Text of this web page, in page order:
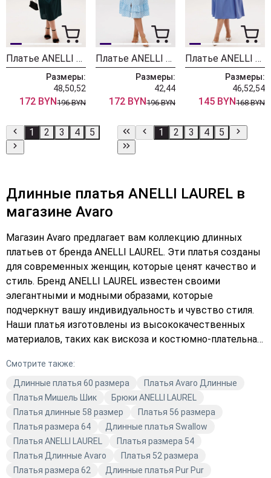
Платье ANELLI LAUREL 1832 глубоководный зеленый
Размеры:
48,50,52
172 BYN196 BYN
Платье ANELLI LAUREL 1555 небесный цвет
Размеры:
42,44
172 BYN196 BYN
Платье ANELLI LAUREL 1836 виноградный туман
Размеры:
46,52,54
145 BYN168 BYN
1 2 3 4 5 1 2 3 4 5
Длинные платья ANELLI LAUREL в
магазине Avaro
Магазин Avaro предлагает вам коллекцию длинных
платьев от бренда ANELLI LAUREL. Эти платья созданы
для современных женщин, которые ценят качество и
стиль. Бренд ANELLI LAUREL известен своими
элегантными и модными образами, которые
подчеркнут вашу индивидуальность и чувство стиля.
Наши платья изготовлены из высококачественных
материалов, таких как вискоза и костюмно-плательная
ношения, а также для праздничных мероприятий.
Разнообразие цветов позволяет каждой женщине
найти свой идеальный оттенок. Длинные платья ANELLI
LAUREL — это не только комфорт и качество, но и
актуальные тренды. Они станут отличным
дополнением к вашему гардеробу и помогут создать
неповторимый образ. Не упустите возможность
обновить свой гардероб качественной модной
Смотрите также:
Длинные платья 60 размера
Платья Avaro Длинные
Платья Мишель Шик
Брюки ANELLI LAUREL
Платья длинные 58 размер
Платья 56 размера
Платья размера 64
Длинные платья Swallow
Платья ANELLI LAUREL
Платья размера 54
Платья Длинные Avaro
Платья 52 размера
Платья размера 62
Длинные платья Pur Pur